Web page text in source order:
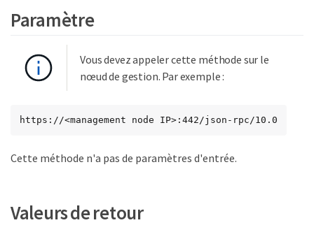
Paramètre
Vous devez appeler cette méthode sur le
nœud de gestion. Par exemple :
https://<management node IP>:442/json-rpc/10.0
Cette méthode n'a pas de paramètres d'entrée.
Valeurs de retour